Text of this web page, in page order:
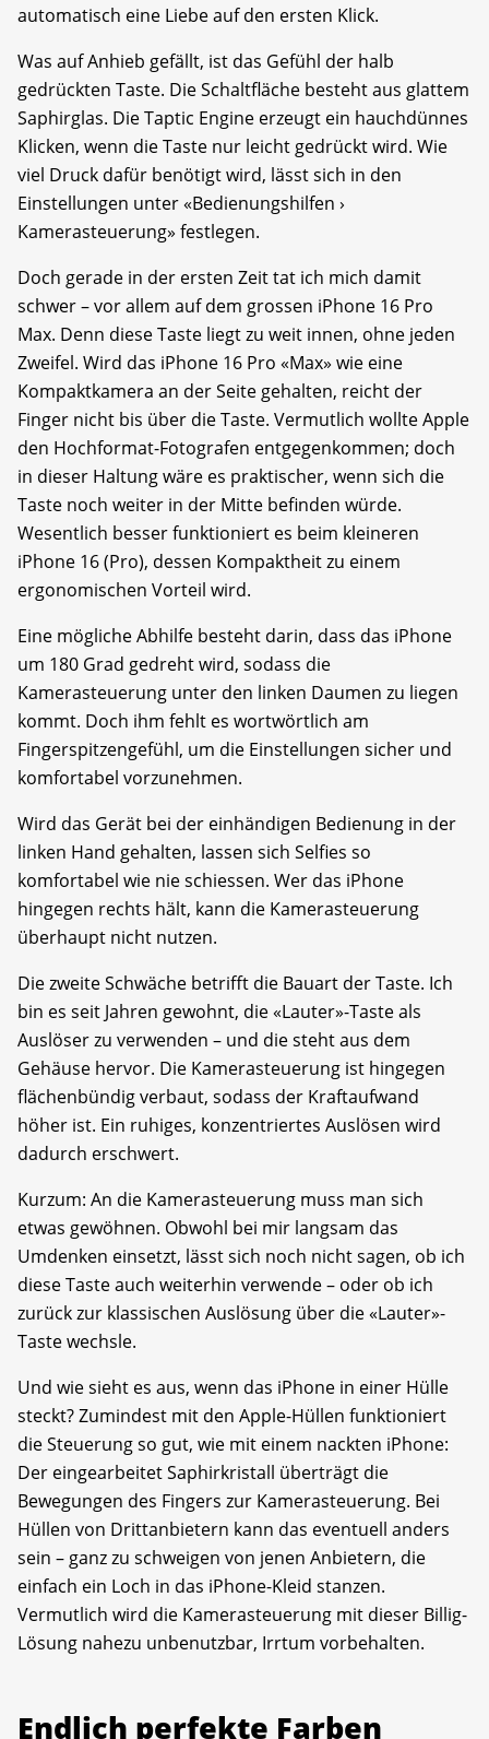
automatisch eine Liebe auf den ersten Klick.
Was auf Anhieb gefällt, ist das Gefühl der halb
gedrückten Taste. Die Schaltfläche besteht aus glattem
Saphirglas. Die Taptic Engine erzeugt ein hauchdünnes
Klicken, wenn die Taste nur leicht gedrückt wird. Wie
viel Druck dafür benötigt wird, lässt sich in den
Einstellungen unter «Bedienungshilfen ›
Kamerasteuerung» festlegen.
Doch gerade in der ersten Zeit tat ich mich damit
schwer – vor allem auf dem grossen iPhone 16 Pro
Max. Denn diese Taste liegt zu weit innen, ohne jeden
Zweifel. Wird das iPhone 16 Pro «Max» wie eine
Kompaktkamera an der Seite gehalten, reicht der
Finger nicht bis über die Taste. Vermutlich wollte Apple
den Hochformat-Fotografen entgegenkommen; doch
in dieser Haltung wäre es praktischer, wenn sich die
Taste noch weiter in der Mitte befinden würde.
Wesentlich besser funktioniert es beim kleineren
iPhone 16 (Pro), dessen Kompaktheit zu einem
ergonomischen Vorteil wird.
Eine mögliche Abhilfe besteht darin, dass das iPhone
um 180 Grad gedreht wird, sodass die
Kamerasteuerung unter den linken Daumen zu liegen
kommt. Doch ihm fehlt es wortwörtlich am
Fingerspitzengefühl, um die Einstellungen sicher und
komfortabel vorzunehmen.
Wird das Gerät bei der einhändigen Bedienung in der
linken Hand gehalten, lassen sich Selfies so
komfortabel wie nie schiessen. Wer das iPhone
hingegen rechts hält, kann die Kamerasteuerung
überhaupt nicht nutzen.
Die zweite Schwäche betrifft die Bauart der Taste. Ich
bin es seit Jahren gewohnt, die «Lauter»-Taste als
Auslöser zu verwenden – und die steht aus dem
Gehäuse hervor. Die Kamerasteuerung ist hingegen
flächenbündig verbaut, sodass der Kraftaufwand
höher ist. Ein ruhiges, konzentriertes Auslösen wird
dadurch erschwert.
Kurzum: An die Kamerasteuerung muss man sich
etwas gewöhnen. Obwohl bei mir langsam das
Umdenken einsetzt, lässt sich noch nicht sagen, ob ich
diese Taste auch weiterhin verwende – oder ob ich
zurück zur klassischen Auslösung über die «Lauter»-
Taste wechsle.
Und wie sieht es aus, wenn das iPhone in einer Hülle
steckt? Zumindest mit den Apple-Hüllen funktioniert
die Steuerung so gut, wie mit einem nackten iPhone:
Der eingearbeitet Saphirkristall überträgt die
Bewegungen des Fingers zur Kamerasteuerung. Bei
Hüllen von Drittanbietern kann das eventuell anders
sein – ganz zu schweigen von jenen Anbietern, die
einfach ein Loch in das iPhone-Kleid stanzen.
Vermutlich wird die Kamerasteuerung mit dieser Billig-
Lösung nahezu unbenutzbar, Irrtum vorbehalten.
Endlich perfekte Farben